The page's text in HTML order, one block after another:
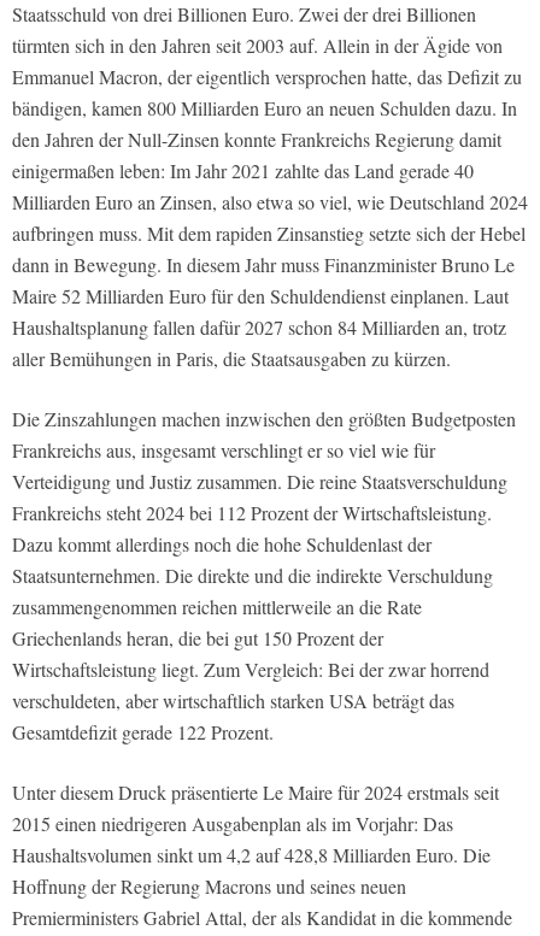
Staatsschuld von drei Billionen Euro. Zwei der drei Billionen
türmten sich in den Jahren seit 2003 auf. Allein in der Ägide von
Emmanuel Macron, der eigentlich versprochen hatte, das Defizit zu
bändigen, kamen 800 Milliarden Euro an neuen Schulden dazu. In
den Jahren der Null-Zinsen konnte Frankreichs Regierung damit
einigermaßen leben: Im Jahr 2021 zahlte das Land gerade 40
Milliarden Euro an Zinsen, also etwa so viel, wie Deutschland 2024
aufbringen muss. Mit dem rapiden Zinsanstieg setzte sich der Hebel
dann in Bewegung. In diesem Jahr muss Finanzminister Bruno Le
Maire 52 Milliarden Euro für den Schuldendienst einplanen. Laut
Haushaltsplanung fallen dafür 2027 schon 84 Milliarden an, trotz
aller Bemühungen in Paris, die Staatsausgaben zu kürzen.
Die Zinszahlungen machen inzwischen den größten Budgetposten
Frankreichs aus, insgesamt verschlingt er so viel wie für
Verteidigung und Justiz zusammen. Die reine Staatsverschuldung
Frankreichs steht 2024 bei 112 Prozent der Wirtschaftsleistung.
Dazu kommt allerdings noch die hohe Schuldenlast der
Staatsunternehmen. Die direkte und die indirekte Verschuldung
zusammengenommen reichen mittlerweile an die Rate
Griechenlands heran, die bei gut 150 Prozent der
Wirtschaftsleistung liegt. Zum Vergleich: Bei der zwar horrend
verschuldeten, aber wirtschaftlich starken USA beträgt das
Gesamtdefizit gerade 122 Prozent.
Unter diesem Druck präsentierte Le Maire für 2024 erstmals seit
2015 einen niedrigeren Ausgabenplan als im Vorjahr: Das
Haushaltsvolumen sinkt um 4,2 auf 428,8 Milliarden Euro. Die
Hoffnung der Regierung Macrons und seines neuen
Premierministers Gabriel Attal, der als Kandidat in die kommende